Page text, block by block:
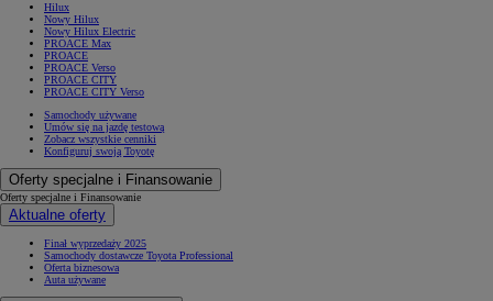
Hilux
Nowy Hilux
Nowy Hilux Electric
PROACE Max
PROACE
PROACE Verso
PROACE CITY
PROACE CITY Verso
Samochody używane
Umów się na jazdę testową
Zobacz wszystkie cenniki
Konfiguruj swoją Toyotę
Oferty specjalne i Finansowanie
Oferty specjalne i Finansowanie
Aktualne oferty
Finał wyprzedaży 2025
Samochody dostawcze Toyota Professional
Oferta biznesowa
Auta używane